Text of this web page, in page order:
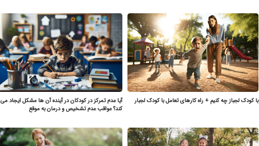
با کودک لجباز چه کنیم + راه کارهای تعامل با کودک لجبار
آیا عدم تمرکز در کودکان در آینده آن ها مشکل ایجاد می
کند؟ عواقب عدم تشخیص و درمان به موقع